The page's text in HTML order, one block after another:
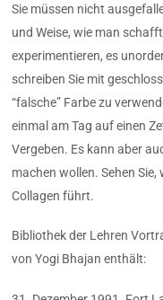
Sie müssen nicht
und Weise, wie man
experimentieren, es
schreiben Sie mit
“falsche” Farbe zu
einmal am Tag auf einen
Vergeben. Es kann aber
machen wollen. Sehen
Collagen führt.
Bibliothek der Lehren
von Yogi Bhajan enthält: